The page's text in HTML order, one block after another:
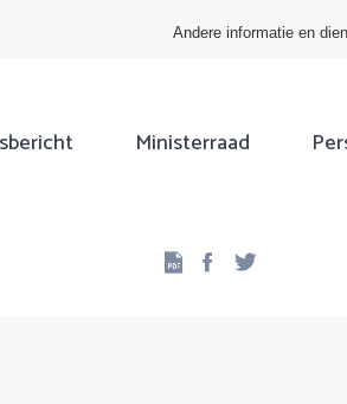
Andere informatie en
Ministerraad
Facebook